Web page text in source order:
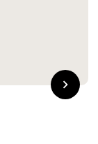
chevron_right